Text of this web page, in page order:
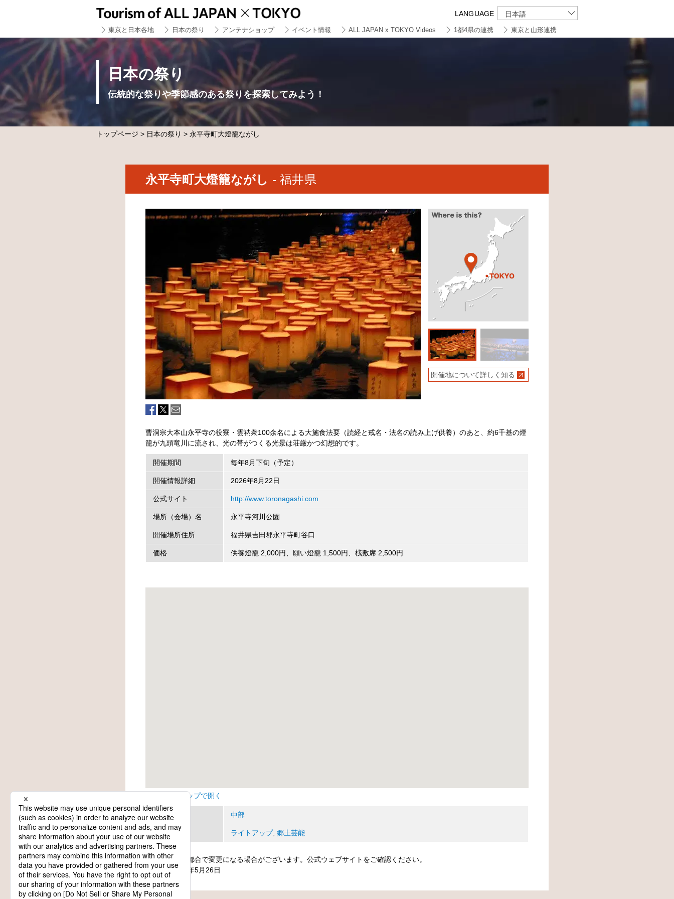
LANGUAGE 日本語
東京と日本各地 日本の祭り アンテナショップ イベント情報 ALL JAPAN x TOKYO Videos 1都4県の連携 東京と山形連携
日本の祭り
伝統的な祭りや季節感のある祭りを探索してみよう！
トップページ > 日本の祭り > 永平寺町大燈籠ながし
永平寺町大燈籠ながし - 福井県
開催地について詳しく知る
曹洞宗大本山永平寺の役寮・雲衲衆100余名による大施食法要（読経と戒名・法名の読み上げ供養）のあと、約6千基の燈
籠が九頭竜川に流され、光の帯がつくる光景は荘厳かつ幻想的です。
開催期間 毎年8月下旬（予定）
開催情報詳細 2026年8月22日
公式サイト http://www.toronagashi.com
場所（会場）名 永平寺河川公園
開催場所住所 福井県吉田郡永平寺町谷口
価格 供養燈籠 2,000円、願い燈籠 1,500円、桟敷席 2,500円
Googleマップで開く
地方 中部
カテゴリー ライトアップ, 郷土芸能
日程は主催者都合で変更になる場合がございます。公式ウェブサイトをご確認ください。
update: 2026年5月26日